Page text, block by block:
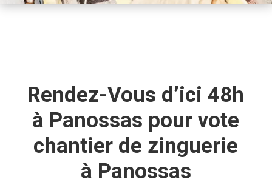
Rendez-Vous d’ici 48h
à Panossas pour vote
chantier de zinguerie
à Panossas